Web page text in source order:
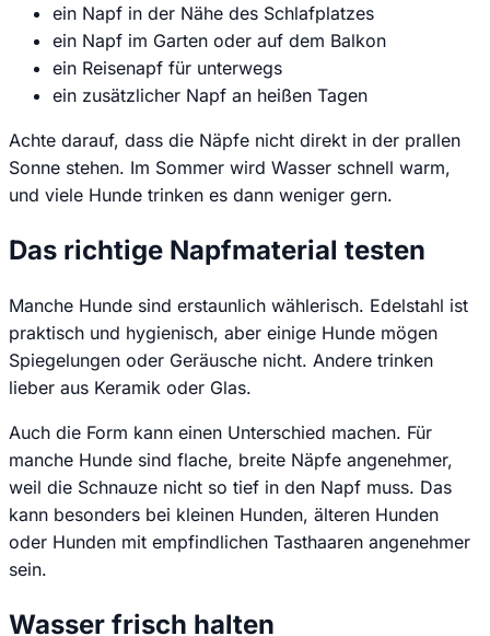
ein Napf in der Nähe des Schlafplatzes
ein Napf im Garten oder auf dem Balkon
ein Reisenapf für unterwegs
ein zusätzlicher Napf an heißen Tagen
Achte darauf, dass die Näpfe nicht direkt in der prallen
Sonne stehen. Im Sommer wird Wasser schnell warm,
und viele Hunde trinken es dann weniger gern.
Das richtige Napfmaterial testen
Manche Hunde sind erstaunlich wählerisch. Edelstahl ist
praktisch und hygienisch, aber einige Hunde mögen
Spiegelungen oder Geräusche nicht. Andere trinken
lieber aus Keramik oder Glas.
Auch die Form kann einen Unterschied machen. Für
manche Hunde sind flache, breite Näpfe angenehmer,
weil die Schnauze nicht so tief in den Napf muss. Das
kann besonders bei kleinen Hunden, älteren Hunden
oder Hunden mit empfindlichen Tasthaaren angenehmer
sein.
Wasser frisch halten